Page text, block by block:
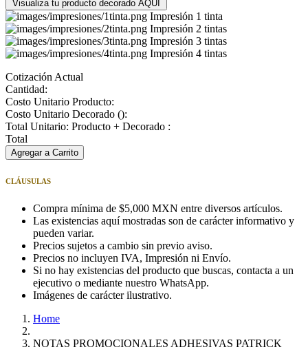
Visualiza tu producto decorado AQUÍ
Impresión 1 tinta
Impresión 2 tintas
Impresión 3 tintas
Impresión 4 tintas
Cotización Actual
Cantidad:
Costo Unitario Producto:
Costo Unitario Decorado ():
Total Unitario: Producto + Decorado :
Total
Agregar a Carrito
CLÁUSULAS
Compra mínima de $5,000 MXN entre diversos artículos.
Las existencias aquí mostradas son de carácter informativo y
pueden variar.
Precios sujetos a cambio sin previo aviso.
Precios no incluyen IVA, Impresión ni Envío.
Si no hay existencias del producto que buscas, contacta a un
ejecutivo o mediante nuestro WhatsApp.
Imágenes de carácter ilustrativo.
Home
NOTAS PROMOCIONALES ADHESIVAS PATRICK